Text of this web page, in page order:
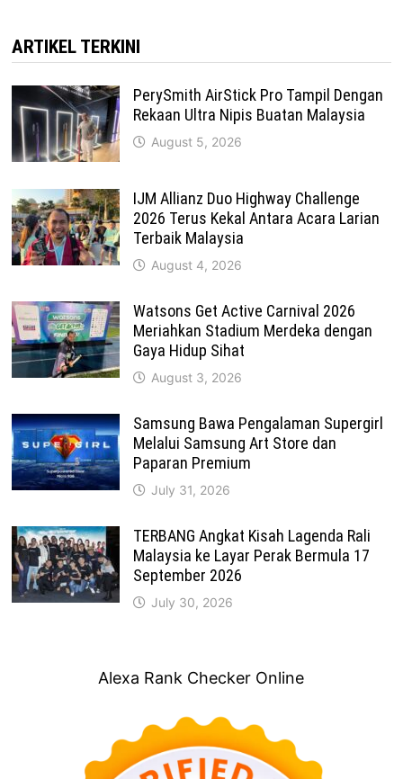
ARTIKEL TERKINI
PerySmith AirStick Pro Tampil Dengan
Rekaan Ultra Nipis Buatan Malaysia
August 5, 2026
IJM Allianz Duo Highway Challenge
2026 Terus Kekal Antara Acara Larian
Terbaik Malaysia
August 4, 2026
Watsons Get Active Carnival 2026
Meriahkan Stadium Merdeka dengan
Gaya Hidup Sihat
August 3, 2026
Samsung Bawa Pengalaman Supergirl
Melalui Samsung Art Store dan
Paparan Premium
July 31, 2026
TERBANG Angkat Kisah Lagenda Rali
Malaysia ke Layar Perak Bermula 17
September 2026
July 30, 2026
Alexa Rank Checker Online